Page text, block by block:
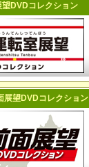
DVDコレクション
展望DVDコレクション